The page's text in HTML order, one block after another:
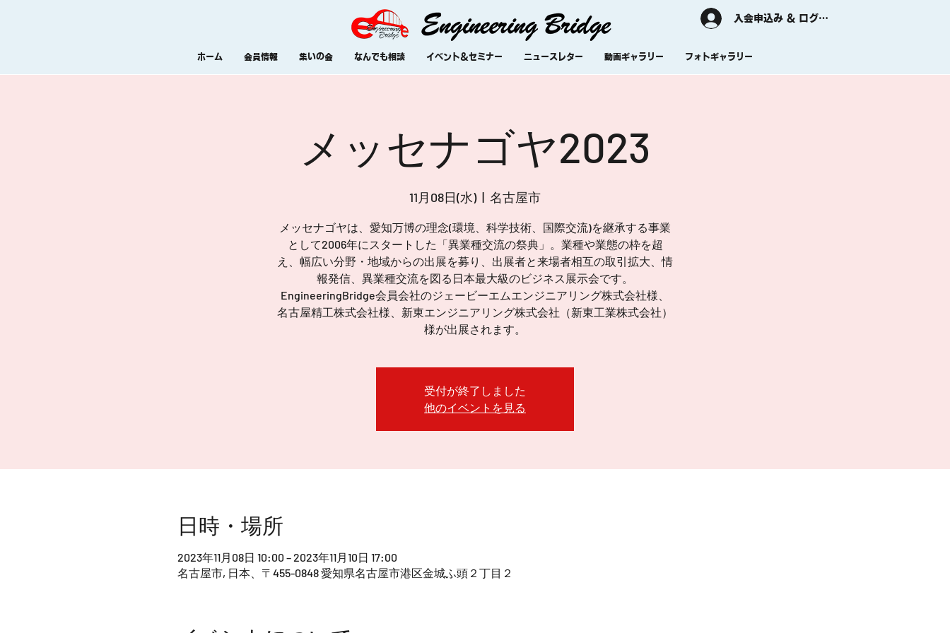
入会申込み & ログイン
ホーム 会員情報 集いの会 なんでも相談 イベント＆セミナー ニュースレター 動画ギャラリー フォトギャラリー
メッセナゴヤ2023
11月08日(水)
  |
名古屋市
メッセナゴヤは、愛知万博の理念(環境、科学技術、国際交流)を継承する事業
として2006年にスタートした「異業種交流の祭典」。業種や業態の枠を超
え、幅広い分野・地域からの出展を募り、出展者と来場者相互の取引拡大、情
報発信、異業種交流を図る日本最大級のビジネス展示会です。
EngineeringBridge会員会社のジェービーエムエンジニアリング株式会社様、
名古屋精工株式会社様、新東エンジニアリング株式会社（新東工業株式会社）
様が出展されます。
受付が終了しました
他のイベントを見る
日時・場所
2023年11月08日 10:00 – 2023年11月10日 17:00
名古屋市, 日本、〒455-0848 愛知県名古屋市港区金城ふ頭２丁目２